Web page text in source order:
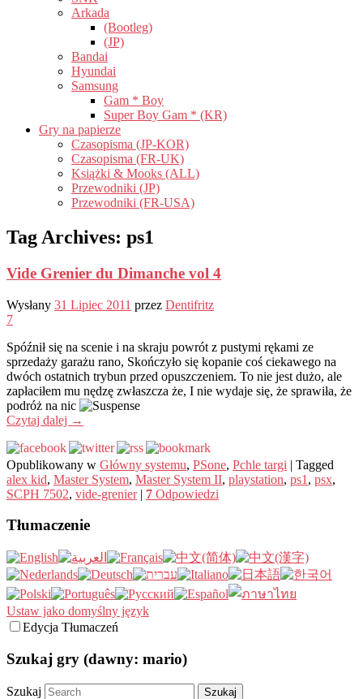
Arkada
(Bootleg)
(JP)
Bandai
Hyundai
Samsung
Gam * Boy
Super Boy Gam * (KR)
Gry na papierze
Czasopisma (JP-KOR)
Czasopisma (FR-UK)
Książki & Mooks (ALL)
Przewodniki (JP)
Przewodniki (FR-USA)
Tag Archives: ps1
Vide Grenier du Dimanche vol 4
Wysłany 31 Lipiec 2011 przez Dentifritz
7
Spóźnił się na scenie i na skraju powrót z pustymi rękami ze
sprzedaży garażu rano, Skończyło się kopanie coś ciekawego na
dwóch ostatnich trybun przed opuszczeniem. To nie jest dużo, ale
zapłaciłem mu nędzę zwłaszcza że, I nie wydaje się, że sprawiła, że ​​
podróż na nic
Czytaj dalej →
Opublikowany w Główny systemu, PSone, Pchle targi | Tagged
alex kid, Master System, Master System II, playstation, ps1 , psx,
SCPH 7502, vide-grenier | 7 Odpowiedzi
Tłumaczenie
Ustaw jako domyślny język
Edycja Tłumaczeń
Szukaj gry (dawny: mario)
Szukaj